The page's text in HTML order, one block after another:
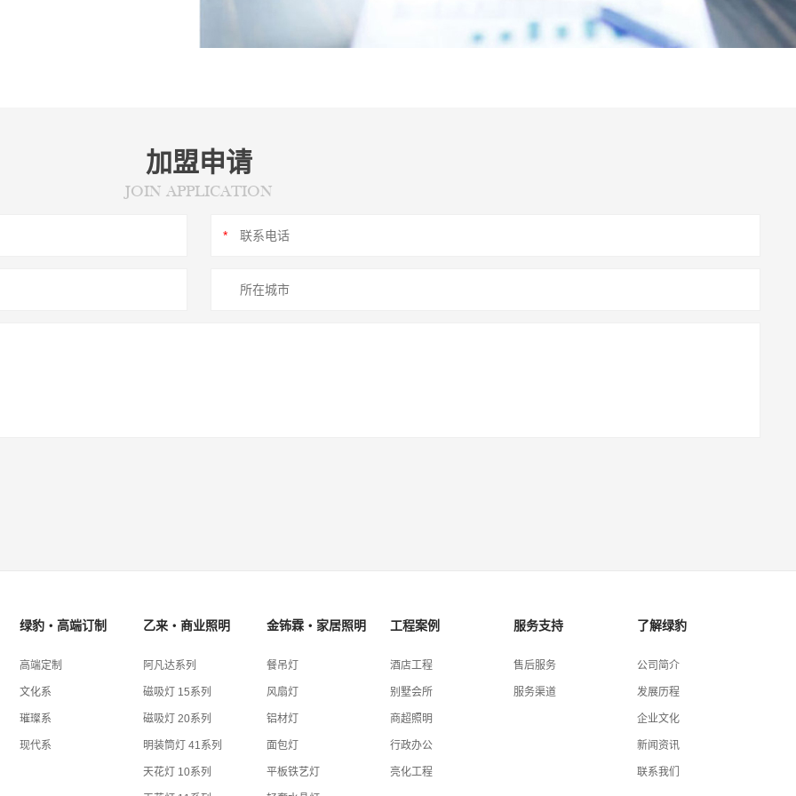
加盟申请
JOIN APPLICATION
*
绿豹・高端订制
高端定制
文化系
璀璨系
现代系
乙来・商业照明
阿凡达系列
磁吸灯 15系列
磁吸灯 20系列
明装筒灯 41系列
天花灯 10系列
金钸霖・家居照明
餐吊灯
风扇灯
铝材灯
面包灯
平板铁艺灯
工程案例
酒店工程
别墅会所
商超照明
行政办公
亮化工程
服务支持
售后服务
服务渠道
了解绿豹
公司简介
发展历程
企业文化
新闻资讯
联系我们